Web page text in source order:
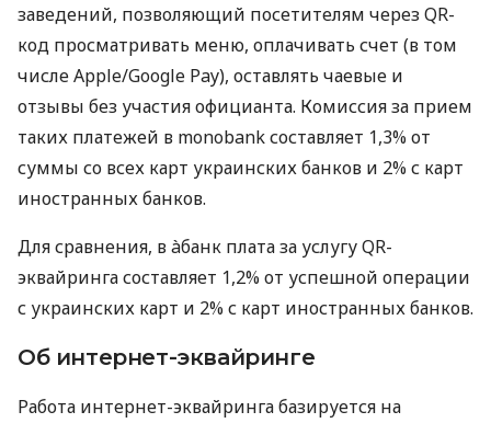
заведений, позволяющий посетителям через QR-
код просматривать меню, оплачивать счет (в том
числе Apple/Google Pay), оставлять чаевые и
отзывы без участия официанта. Комиссия за прием
таких платежей в monobank составляет 1,3% от
суммы со всех карт украинских банков и 2% с карт
иностранных банков.
Для сравнения, в àбанк плата за услугу QR-
эквайринга составляет 1,2% от успешной операции
с украинских карт и 2% с карт иностранных банков.
Об интернет-эквайринге
Работа интернет-эквайринга базируется на